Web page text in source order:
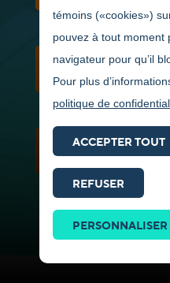
témoins («cookies»)
pouvez à tout moment
navigateur pour qu’il
Pour plus
politique de
ACCEPTER TOUT
REFUSER
PERSONNALISER
VIDÉOS